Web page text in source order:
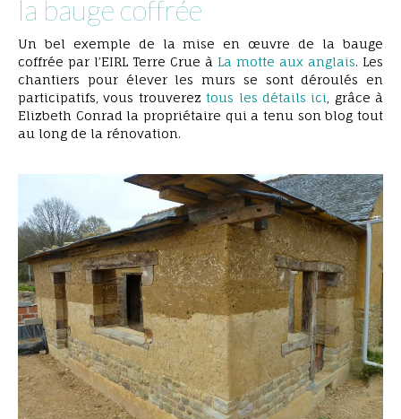
la bauge coffrée
Un bel exemple de la mise en œuvre de la bauge
coffrée par l’EIRL Terre Crue à La motte aux anglais. Les
chantiers pour élever les murs se sont déroulés en
participatifs, vous trouvereztous les détails ici
, grâce à
Elizbeth Conrad la propriétaire qui a tenu son blog tout
au long de la rénovation.
extention en bauge coffré sous bassement
pierre
extention en bauge coffrée